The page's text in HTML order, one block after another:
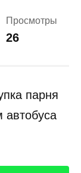
Просмотры
26
парня
автобуса